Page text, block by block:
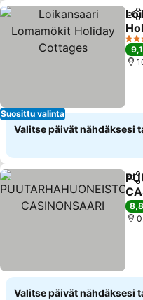
Suosittu valinta
Jaa
5
9,1
Valitse päivät nähdäksesi
Jaa
8,8
Valitse päivät nähdäksesi